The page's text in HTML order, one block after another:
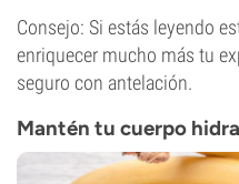
Consejo: Si estás leyendo
enriquecer mucho más tu
seguro con antelación.
Mantén tu cuerpo